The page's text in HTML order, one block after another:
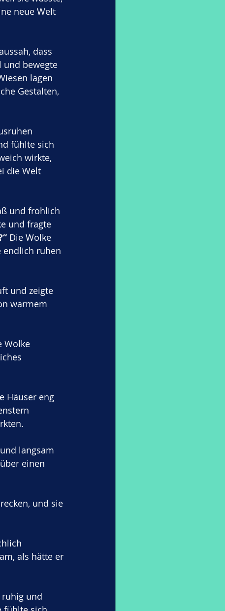
neue Welt
dass
und bewegte
lagen
Gestalten,
fühlte sich
wirkte,
die Welt
und fröhlich
und fragte
Die Wolke
endlich ruhen
und zeigte
warmem
Wolke
Häuser eng
langsam
einen
und sie
als hätte er
ruhig und